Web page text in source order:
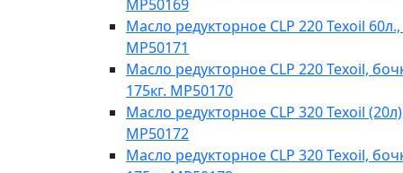
MP50169
Масло редукторное CLP 220 Texoil
MP50171
Масло редукторное CLP 220 Texoil,
175кг. MP50170
Масло редукторное CLP 320 Texoil (20л)
MP50172
Масло редукторное CLP 320 Texoil,